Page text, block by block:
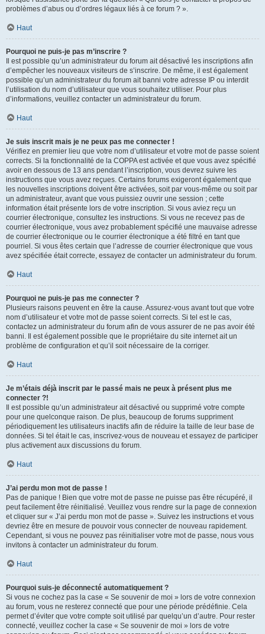
problèmes d’abus ou d’ordres légaux liés à ce forum ? ».
Haut
Pourquoi ne puis-je pas m’inscrire ?
Il est possible qu’un administrateur du forum ait désactivé les inscriptions afin
d’empêcher les nouveaux visiteurs de s’inscrire. De même, il est également
possible qu’un administrateur du forum ait banni votre adresse IP ou interdit
l’utilisation du nom d’utilisateur que vous souhaitez utiliser. Pour plus
d’informations, veuillez contacter un administrateur du forum.
Haut
Je suis inscrit mais je ne peux pas me connecter !
Vérifiez en premier lieu que votre nom d’utilisateur et votre mot de passe soient
corrects. Si la fonctionnalité de la COPPA est activée et que vous avez spécifié
avoir en dessous de 13 ans pendant l’inscription, vous devrez suivre les
instructions que vous avez reçues. Certains forums exigeront également que
les nouvelles inscriptions doivent être activées, soit par vous-même ou soit par
un administrateur, avant que vous puissiez ouvrir une session ; cette
information était présente lors de votre inscription. Si vous aviez reçu un
courrier électronique, consultez les instructions. Si vous ne recevez pas de
courrier électronique, vous avez probablement spécifié une mauvaise adresse
de courrier électronique ou le courrier électronique a été filtré en tant que
pourriel. Si vous êtes certain que l’adresse de courrier électronique que vous
avez spécifiée était correcte, essayez de contacter un administrateur du forum.
Haut
Pourquoi ne puis-je pas me connecter ?
Plusieurs raisons peuvent en être la cause. Assurez-vous avant tout que votre
nom d’utilisateur et votre mot de passe soient corrects. Si tel est le cas,
contactez un administrateur du forum afin de vous assurer de ne pas avoir été
banni. Il est également possible que le propriétaire du site internet ait un
problème de configuration et qu’il soit nécessaire de la corriger.
Haut
Je m’étais déjà inscrit par le passé mais ne peux à présent plus me
connecter ?!
Il est possible qu’un administrateur ait désactivé ou supprimé votre compte
pour une quelconque raison. De plus, beaucoup de forums suppriment
périodiquement les utilisateurs inactifs afin de réduire la taille de leur base de
données. Si tel était le cas, inscrivez-vous de nouveau et essayez de participer
plus activement aux discussions du forum.
Haut
J’ai perdu mon mot de passe !
Pas de panique ! Bien que votre mot de passe ne puisse pas être récupéré, il
peut facilement être réinitialisé. Veuillez vous rendre sur la page de connexion
et cliquer sur « J’ai perdu mon mot de passe ». Suivez les instructions et vous
devriez être en mesure de pouvoir vous connecter de nouveau rapidement.
Cependant, si vous ne pouvez pas réinitialiser votre mot de passe, nous vous
invitons à contacter un administrateur du forum.
Haut
Pourquoi suis-je déconnecté automatiquement ?
Si vous ne cochez pas la case « Se souvenir de moi » lors de votre connexion
au forum, vous ne resterez connecté que pour une période prédéfinie. Cela
permet d’éviter que votre compte soit utilisé par quelqu’un d’autre. Pour rester
connecté, veuillez cocher la case « Se souvenir de moi » lors de votre